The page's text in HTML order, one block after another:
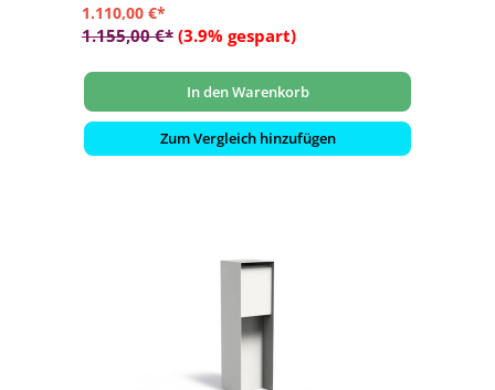
1.110,00 €*
1.155,00 €* (3.9% gespart)
In den Warenkorb
Zum Vergleich hinzufügen